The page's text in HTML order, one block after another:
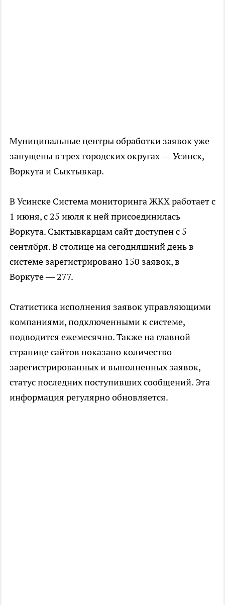
Муниципальные центры обработки заявок уже
запущены в трех городских округах — Усинск,
Воркута и Сыктывкар.
В Усинске Система мониторинга ЖКХ работает с
1 июня, с 25 июля к ней присоединилась
Воркута. Сыктывкарцам сайт доступен с 5
сентября. В столице на сегодняшний день в
системе зарегистрировано 150 заявок, в
Воркуте — 277.
Статистика исполнения заявок управляющими
компаниями, подключенными к системе,
подводится ежемесячно. Также на главной
странице сайтов показано количество
зарегистрированных и выполненных заявок,
статус последних поступивших сообщений. Эта
информация регулярно обновляется.